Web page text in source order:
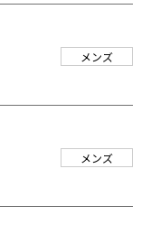
メンズ
メンズ